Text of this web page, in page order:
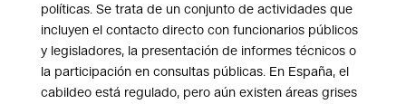
políticas. Se trata de un conjunto de actividades que
incluyen el contacto directo con funcionarios públicos
y legisladores, la presentación de informes técnicos o
la participación en consultas públicas. En España, el
cabildeo está regulado, pero aún existen áreas grises